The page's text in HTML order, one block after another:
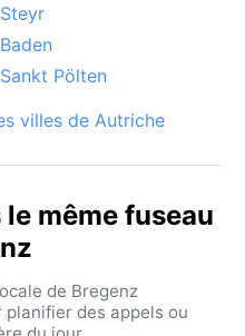
Steyr
Baden
Sankt Pölten
villes de Autriche
même fuseau
de Bregenz
des appels ou